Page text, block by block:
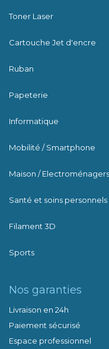
Toner Laser
Cartouche Jet d'encre
Ruban
Papeterie
Informatique
Mobilité / Smartphone
Maison / Electroménagers
Santé et soins personnels
Filament 3D
Sports
Nos garanties
Livraison en 24h
Paiement sécurisé
Espace professionnel